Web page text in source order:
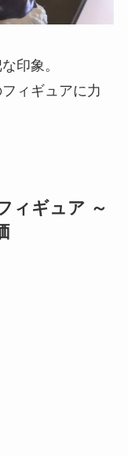
印象。
ィギュアに力
ィギュア ～